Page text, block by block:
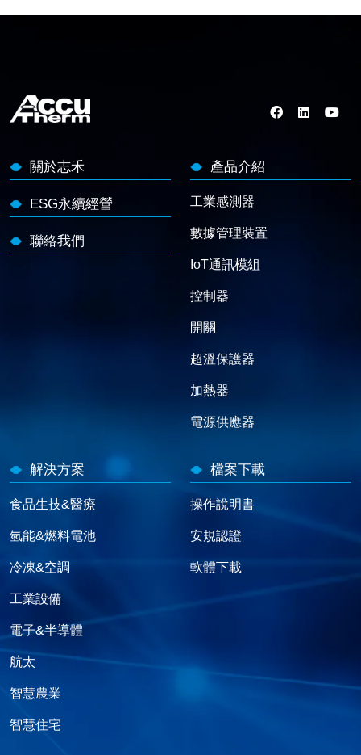
關於志禾
ESG永續經營
聯絡我們
產品介紹
工業感測器
數據管理裝置
IoT通訊模組
控制器
開關
超溫保護器
加熱器
電源供應器
解決方案
食品生技&醫療
氫能&燃料電池
冷凍&空調
工業設備
電子&半導體
航太
智慧農業
智慧住宅
檔案下載
操作說明書
安規認證
軟體下載